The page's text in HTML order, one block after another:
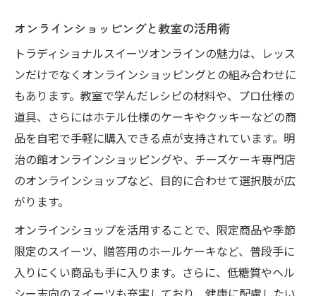
オンラインショッピングと教室の活用術
トラディショナルスイーツオンラインの魅力は、レッス
ンだけでなくオンラインショッピングとの組み合わせに
もあります。教室で学んだレシピの材料や、プロ仕様の
道具、さらにはホテル仕様のケーキやクッキーなどの商
品を自宅で手軽に購入できる点が支持されています。明
治の館オンラインショッピングや、チーズケーキ専門店
のオンラインショップなど、目的に合わせて選択肢が広
がります。
オンラインショップを活用することで、限定商品や季節
限定のスイーツ、贈答用のホールケーキなど、普段手に
入りにくい商品も手に入ります。さらに、低糖質やヘル